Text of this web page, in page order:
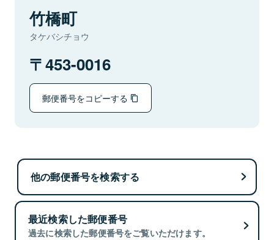
竹橋町
タケバシチョウ
453-0016
郵便番号をコピーする
他の郵便番号を検索する
最近検索した郵便番号
過去に検索した郵便番号をご覧いただけます。